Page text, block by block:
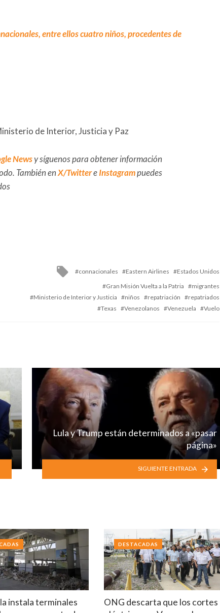
entre ellos cuatro niños, procedentes de
de Interior, Justicia y Paz
Newsy síguenos para obtener información
También enX/TwittereInstagrampuedes
Tagged
connacionales Eastern Airlines
Estados Unidos
Gran Misión Vuelta a la Patria
migrantes
Ministerio de Interior y Justicia
niños repatriación
repatriados
Texas
Venezolanos Venezuela Vuelo
Lula y Trump están determinados a «pasar
página»
SIGUIENTE ENTRADA
instala terminales
ONG descarta que los cortes
DESTACADAS